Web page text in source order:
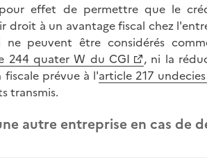
effet de permettre que le
à un avantage fiscal chez
peuvent être considérés
244 quater W du CGI
, ni la
prévue à l'article 217
transmis.
autre entreprise en cas de